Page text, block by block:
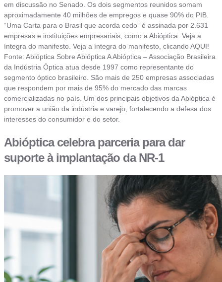
em discussão no Senado. Os dois segmentos reunidos somam
aproximadamente 40 milhões de empregos e quase 90% do PIB.
“Uma Carta para o Brasil que acorda cedo” é assinada por 2.631
empresas e instituições empresariais, como a Abióptica. Veja a
íntegra do manifesto. Veja a íntegra do manifesto, clicando AQUI!
Fonte: Abióptica Sobre Abióptica A Abióptica – Associação Brasileira
da Indústria Óptica atua desde 1997 como representante do
segmento óptico brasileiro. São mais de 250 empresas associadas
que respondem por mais de 95% do mercado das marcas
comercializadas no país. Um dos principais objetivos da Abióptica é
promover a união da indústria e varejo, fortalecendo a defesa dos
interesses do consumidor e do setor.
Abióptica celebra parceria para dar
suporte à implantação da NR-1